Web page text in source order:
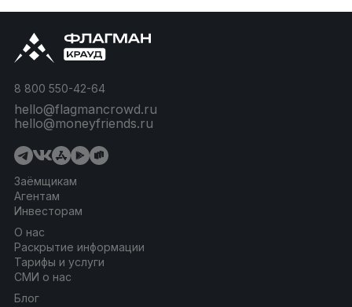
Заёмщикам
Агентам
Инвесторам
О нас
Раскрытие информации
Тарифы и услуги
СМИ о нас
Блог
8 800 550-42-64
hello@flagmancrowd.ru
hello@moneyfriends.ru